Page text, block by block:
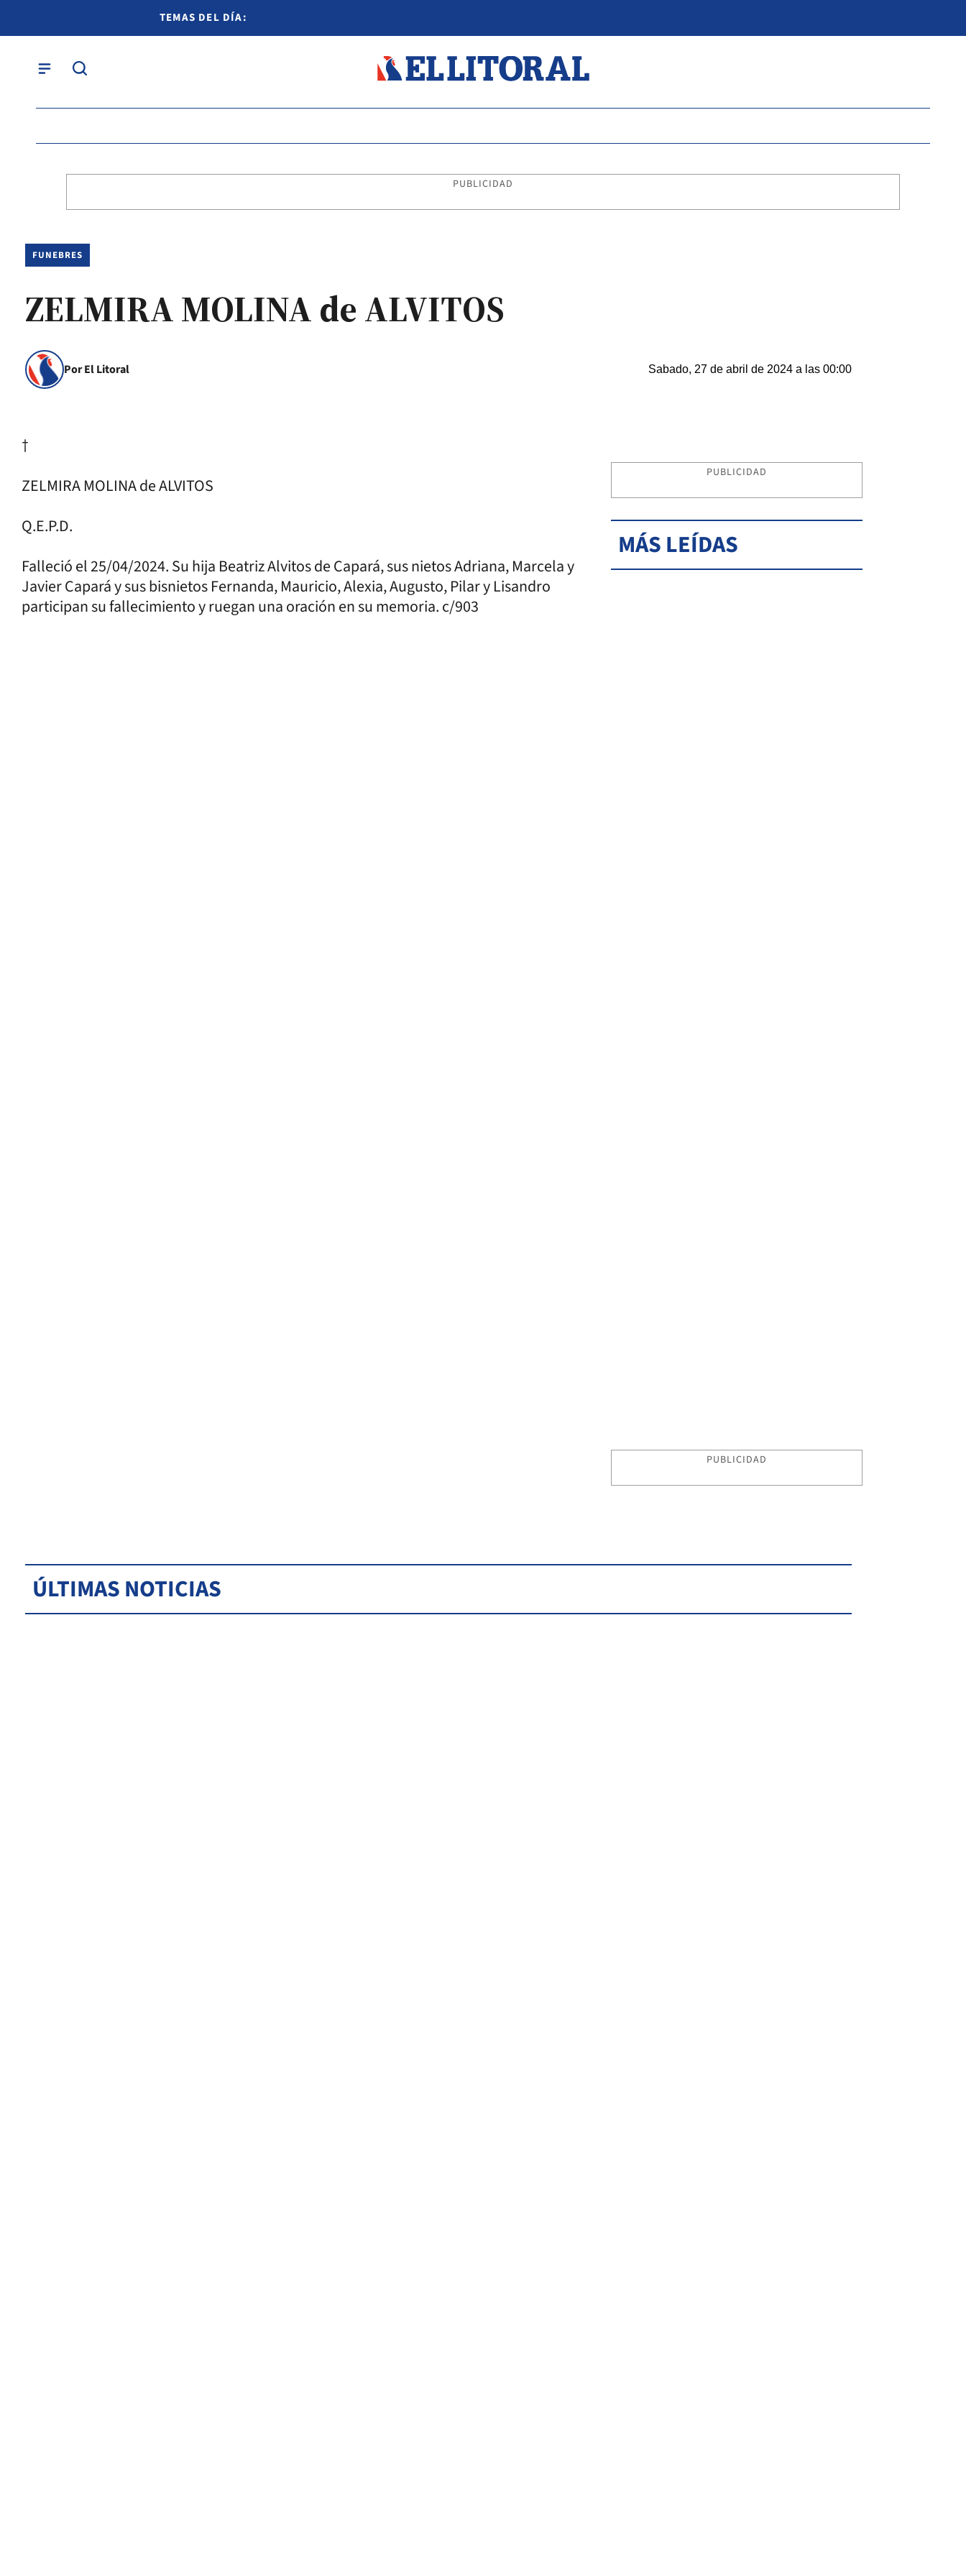
TEMAS DEL DÍA:
PUBLICIDAD
FUNEBRES
ZELMIRA MOLINA de ALVITOS
Por El Litoral Sabado, 27 de abril de 2024 a las 00:00
†
ZELMIRA MOLINA de ALVITOS
Q.E.P.D.
Falleció el 25/04/2024. Su hija Beatriz Alvitos de Capará, sus nietos Adriana, Marcela y
Javier Capará y sus bisnietos Fernanda, Mauricio, Alexia, Augusto, Pilar y Lisandro
participan su fallecimiento y ruegan una oración en su memoria. c/903
PUBLICIDAD
MÁS LEÍDAS
PUBLICIDAD
ÚLTIMAS NOTICIAS